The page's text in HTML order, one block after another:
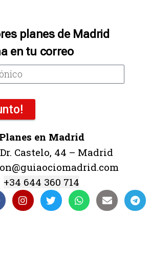
planes de Madrid
en tu correo
Planes en Madrid
Castelo, 44 – Madrid
+34 644 360 714